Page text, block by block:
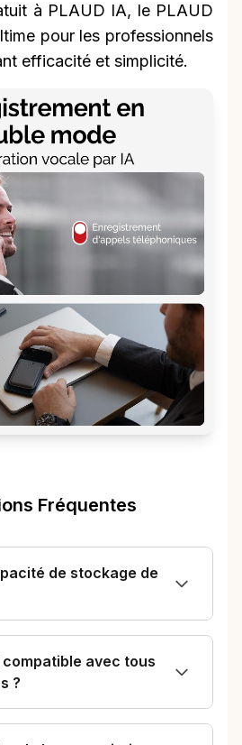
à PLAUD IA, le PLAUD
pour les professionnels
efficacité et simplicité.
Fréquentes
de stockage de
compatible avec tous
?